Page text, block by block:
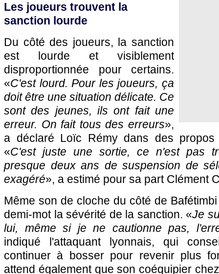
Les joueurs trouvent la
sanction lourde
Du côté des joueurs, la sanction
est lourde et visiblement
disproportionnée pour certains.
«C'est lourd. Pour les joueurs, ça
doit être une situation délicate. Ce
sont des jeunes, ils ont fait une
erreur. On fait tous des erreurs»,
a déclaré Loïc Rémy dans des propos
«C'est juste une sortie, ce n'est pas
presque deux ans de suspension de
exagéré», a estimé pour sa part Clément
Même son de cloche du côté de
demi-mot la sévérité de la sanction. «Je
lui, même si je ne cautionne pas,
indiqué l'attaquant lyonnais, qui
continuer à bosser pour revenir plus
attend également que son coéquipier